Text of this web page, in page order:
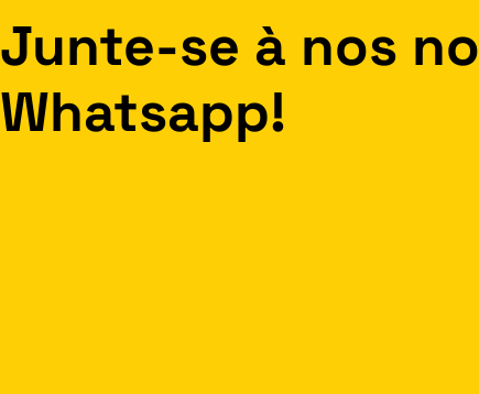
Junte-se à nos no
Whatsapp!